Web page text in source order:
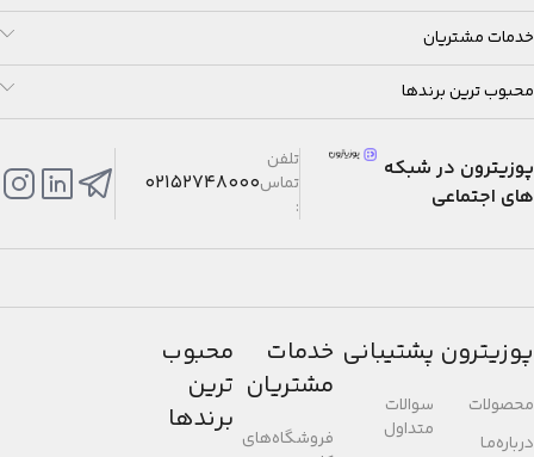
خدمات مشتریان
محبوب ترین برندها
پوزیترون در شبکه
های اجتماعی
تلفن
تماس
:
02152748000
پوزیترون
محصولات
درباره‌مـا
پشتیبانی
سوالات
متداول
خدمات
مشتریان
فروشگاه‌های
محبوب
ترین
برندها